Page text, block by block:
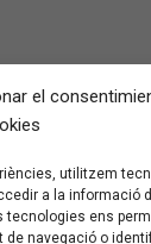
el
utilitzem
a la informació
ens
de navegació o